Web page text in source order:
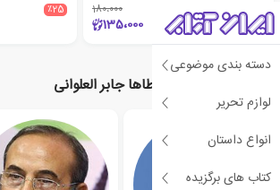
دسته بندی موضوعی
لوازم تحریر
انواع داستان
کتاب های برگزیده
٪25 180،000
135،000
٪25
نویسندگان مرتبط با طاها جابر العلوانی